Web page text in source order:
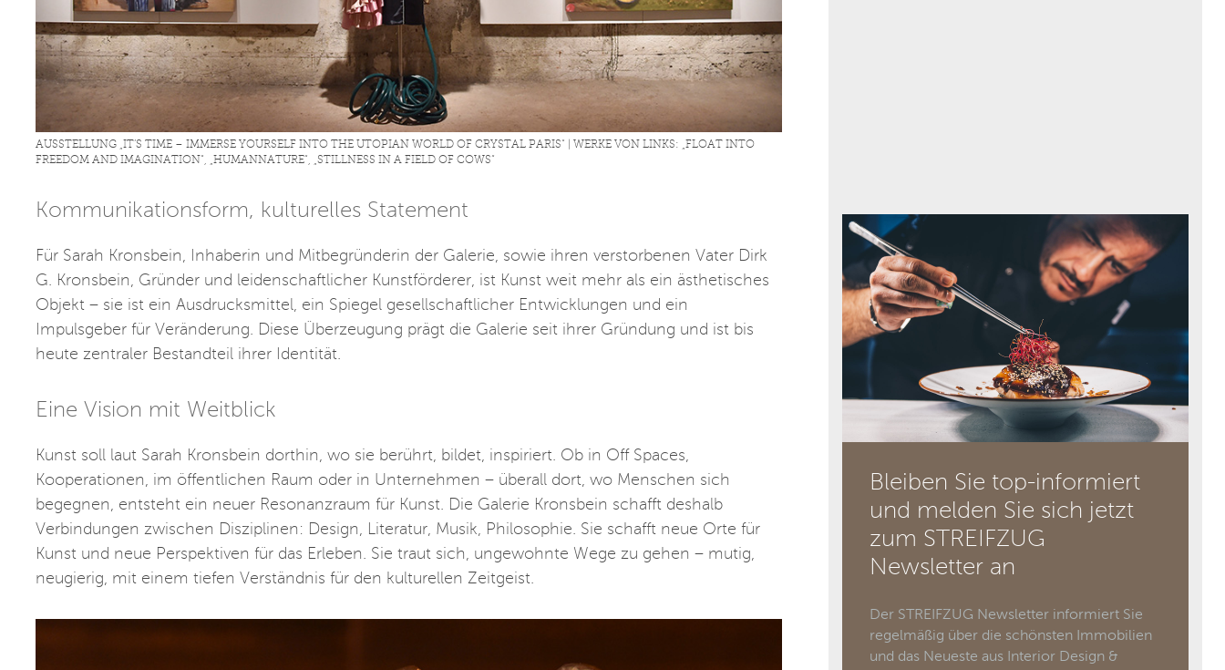
AUSSTELLUNG „IT’S TIME – IMMERSE YOURSELF INTO THE UTOPIAN WORLD OF CRYSTAL PARIS“ | WERKE VON LINKS: „FLOAT INTO
FREEDOM AND IMAGINATION“, „HUMANNATURE“, „STILLNESS IN A FIELD OF COWS“
Kommunikationsform, kulturelles Statement
Für Sarah Kronsbein, Inhaberin und Mitbegründerin der Galerie, sowie ihren verstorbenen Vater Dirk
G. Kronsbein, Gründer und leidenschaftlicher Kunstförderer, ist Kunst weit mehr als ein ästhetisches
Objekt – sie ist ein Ausdrucksmittel, ein Spiegel gesellschaftlicher Entwicklungen und ein
Impulsgeber für Veränderung. Diese Überzeugung prägt die Galerie seit ihrer Gründung und ist bis
heute zentraler Bestandteil ihrer Identität.
Eine Vision mit Weitblick
Kunst soll laut Sarah Kronsbein dorthin, wo sie berührt, bildet, inspiriert. Ob in Off Spaces,
Kooperationen, im öffentlichen Raum oder in Unternehmen – überall dort, wo Menschen sich
begegnen, entsteht ein neuer Resonanzraum für Kunst. Die Galerie Kronsbein schafft deshalb
Verbindungen zwischen Disziplinen: Design, Literatur, Musik, Philosophie. Sie schafft neue Orte für
Kunst und neue Perspektiven für das Erleben. Sie traut sich, ungewohnte Wege zu gehen – mutig,
neugierig, mit einem tiefen Verständnis für den kulturellen Zeitgeist.
Bleiben Sie top-informiert
und melden Sie sich jetzt
zum STREIFZUG
Newsletter an
Der STREIFZUG Newsletter informiert Sie
regelmäßig über die schönsten Immobilien
und das Neueste aus Interior Design &